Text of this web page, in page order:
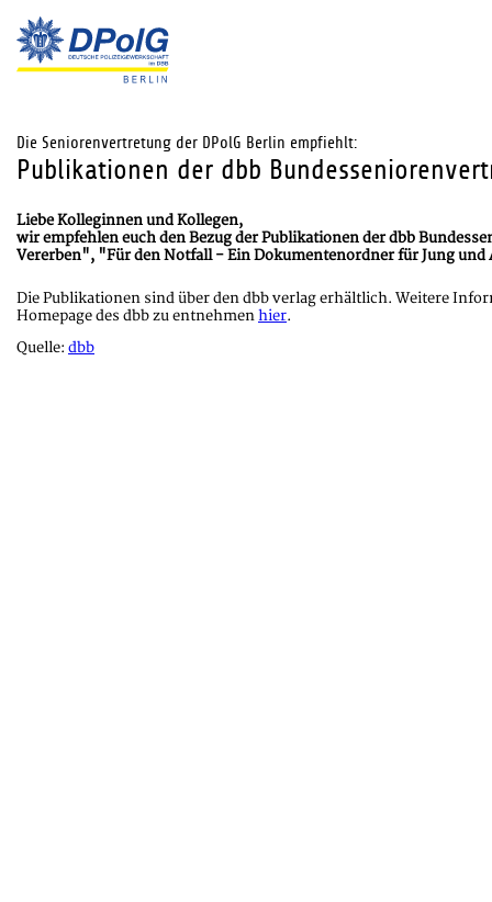
Die Seniorenvertretung der DPolG Berlin empfiehlt:
Publikationen der dbb
Liebe Kolleginnen und Kollegen,
wir empfehlen euch den Bezug der Publikationen der dbb
Vererben", "Für den Notfall - Ein Dokumentenordner für Jung
Die Publikationen sind über den dbb verlag erhältlich. Weitere
Homepage des dbb zu entnehmenhier.
Quelle: dbb